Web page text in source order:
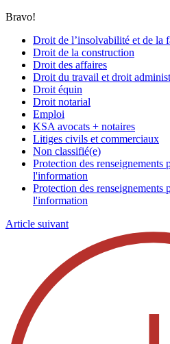
Bravo!
Droit de l’insolvabilité et de la
Droit de la construction
Droit des affaires
Droit du travail et droit
Droit équin
Droit notarial
Emploi
KSA avocats + notaires
Litiges civils et commerciaux
Non classifié(e)
Protection des renseignements
l'information
Protection des renseignements
l'information
Article suivant